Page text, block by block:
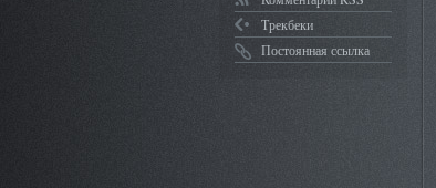
Трекбеки
Постоянная ссылка